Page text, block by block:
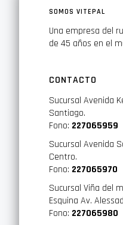
SOMOS VITEPAL
Una empresa del
de 45 años en el
CONTACTO
Sucursal Avenida
Santiago.
Fono: 227065959
Sucursal Avenida
Centro.
Fono: 227065970
Sucursal Viña del
Esquina Av.
Fono: 227065980